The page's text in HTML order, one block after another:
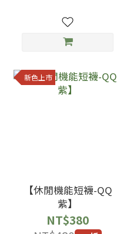
新色上市
【休閒機能短襪-QQ
紫】
NT$380